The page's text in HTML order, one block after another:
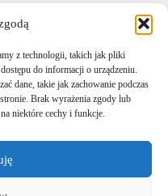
z technologii, takich jak pliki
do informacji o urządzeniu.
dane, takie jak zachowanie podczas
Brak wyrażenia zgody lub
niektóre cechy i funkcje.